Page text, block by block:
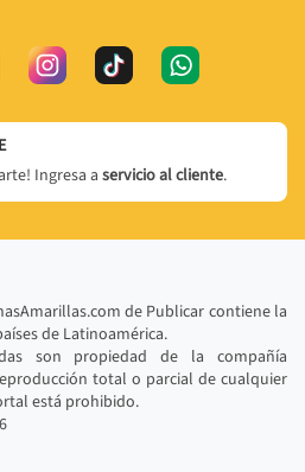
Ingresa a servicio al cliente.
de Publicar contiene la
de Latinoamérica.
son propiedad de la compañía
total o parcial de cualquier
está prohibido.